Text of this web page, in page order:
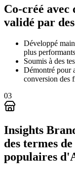
Co-créé avec
validé par
Développé
plus performants
Soumis à des
Démontré pour
conversion des
03
Insights
des termes
populaires